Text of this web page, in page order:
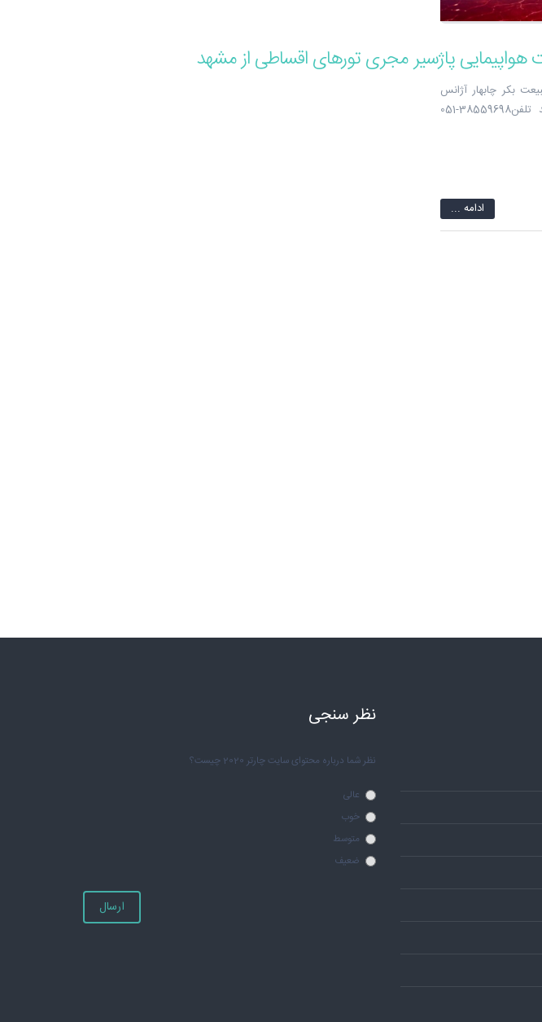
پاژسیر مجری تورهای اقساطی از مشهد
بکر چابهار آژانس
هواپیمایی پاژسیر مجری تورهای اقساطی از مشهد تلفن38559698-051
ادامه ...
نظر سنجی
نظر شما درباره محتوای سایت چارتر 2020 چیست؟
عالی
خوب
متوسط
ضعیف
ارسال